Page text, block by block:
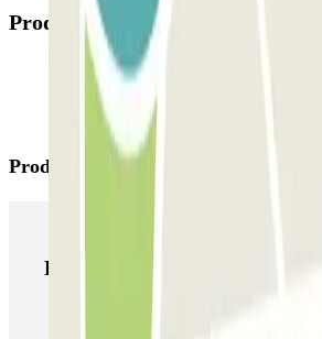
Productos disponibles
Productos de Parclick
Productos de Parclick